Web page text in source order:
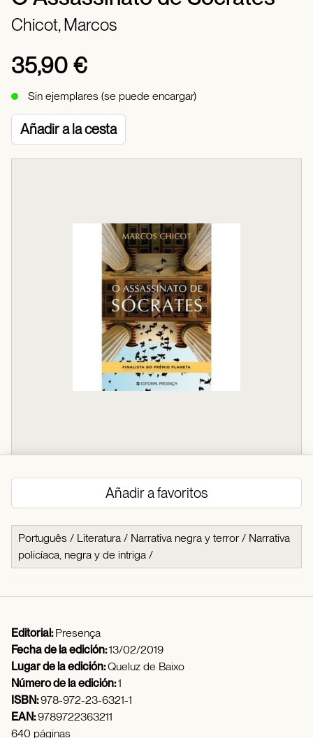
Chicot, Marcos
35,90 €
Sin ejemplares (se puede encargar)
Añadir a la cesta
Añadir a favoritos
Português / Literatura / Narrativa negra y terror / Narrativa
policíaca, negra y de intriga /
Editorial:Presença
Fecha de la edición:13/02/2019
Lugar de la edición:Queluz de Baixo
Número de la edición:1
ISBN:978-972-23-6321-1
EAN:9789722363211
640 páginas